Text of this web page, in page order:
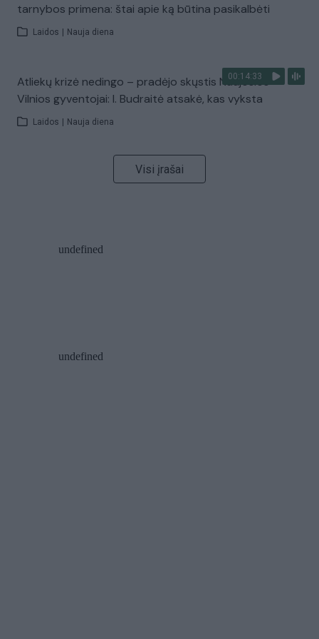
tarnybos primena: štai apie ką būtina pasikalbėti
Laidos Nauja diena
00:14:33
Atliekų krizė nedingo – pradėjo skųstis Naujosios
Vilnios gyventojai: I. Budraitė atsakė, kas vyksta
Laidos Nauja diena
Visi įrašai